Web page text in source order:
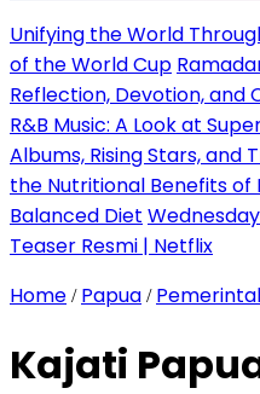
Unifying the World
of the World Cup
Reflection, Devotion, and
R&B Music: A Look at
Albums, Rising Stars, and
the Nutritional Benefits of
Balanced Diet
Teaser Resmi | Netflix
Home / Papua /
Kajati